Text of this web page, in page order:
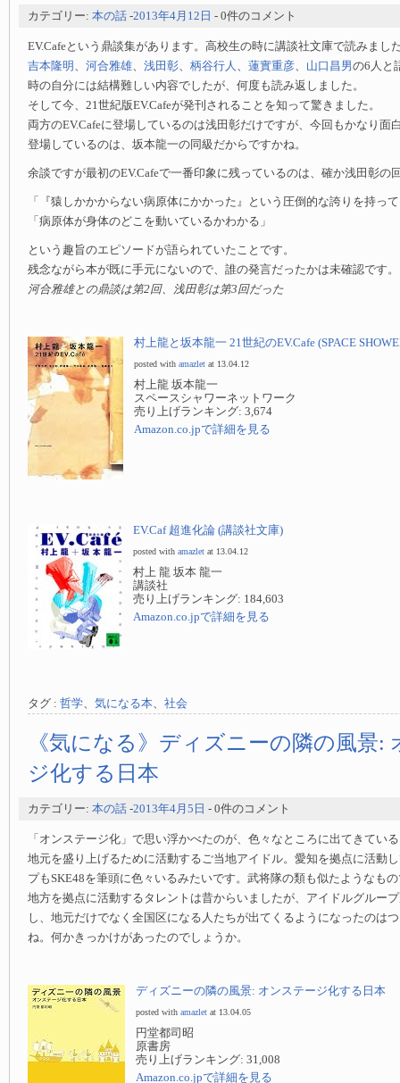
カテゴリー: 本の話 -2013年4月12日 - 0件のコメント
EV.Cafeという鼎談集があります。高校生の時に講談社文庫で読みまし
吉本隆明 、 河合雅雄、 浅田彰、 柄谷行人 、 蓮實重彦、 山口昌男の6人と
時の自分には結構難しい内容でしたが、何度も読み返しました。
そして今、21世紀版EV.Cafeが発刊されることを知って驚きました。
両方のEV.Cafeに登場しているのは浅田彰だけですが、今回もかなり面
登場しているのは、坂本龍一の同級だからですかね。
余談ですが最初のEV.Cafeで一番印象に残っているのは、確か浅田彰の
「『猿しかかからない病原体にかかった』という圧倒的な誇りを持っ
「病原体が身体のどこを動いているかわかる」
という趣旨のエピソードが語られていたことです。
残念ながら本が既に手元にないので、誰の発言だったかは未確認です。
河合雅雄との鼎談は第2回、浅田彰は第3回だった
村上龍と坂本龍一 21世紀のEV.Cafe (SPACE
posted with amazlet at 13.04.12
村上龍 坂本龍一
スペースシャワーネットワーク
売り上げランキング: 3,674
Amazon.co.jpで詳細を見る
EV.Caf 超進化論 (講談社文庫)
posted with amazlet at 13.04.12
村上 龍 坂本 龍一
講談社
売り上げランキング: 184,603
Amazon.co.jpで詳細を見る
タグ : 哲学、 気になる本、 社会
《気になる》ディズニーの隣の風景:
ジ化する日本
カテゴリー: 本の話 -2013年4月5日 - 0件のコメント
「オンステージ化」で思い浮かべたのが、色々なところに出てきてい
地元を盛り上げるために活動するご当地アイドル。愛知を拠点に活動
プもSKE48を筆頭に色々いるみたいです。武将隊の類も似たようなも
地方を拠点に活動するタレントは昔からいましたが、アイドルグルー
し、地元だけでなく全国区になる人たちが出てくるようになったのは
ね。何かきっかけがあったのでしょうか。
ディズニーの隣の風景: オンステージ化する日本
posted with amazlet at 13.04.05
円堂都司昭
原書房
売り上げランキング: 31,008
Amazon.co.jpで詳細を見る